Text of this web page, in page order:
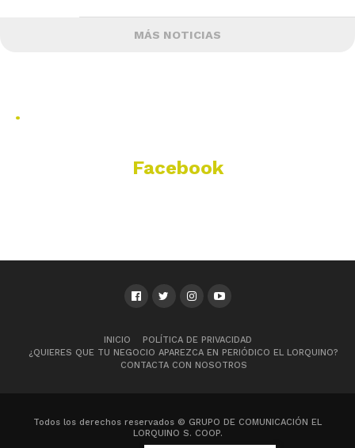
MÁS NOTICIAS
.
Facebook
INICIO
POLÍTICA DE PRIVACIDAD
¿QUIERES QUE TU NEGOCIO APAREZCA EN PERIÓDICO EL LORQUINO?
CONTACTA CON NOSOTROS
Todos los derechos reservados © GRUPO DE COMUNICACIÓN EL
LORQUINO S. COOP.